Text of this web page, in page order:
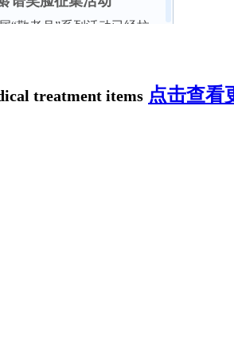
treatment items 点击查看